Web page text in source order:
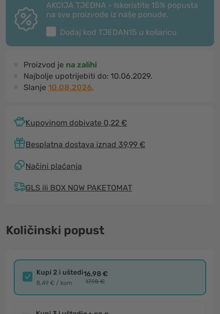
AKCIJA TJEDNA - Iskoristite 15% popusta
na sve proizvode iz naše ponude.
Dodaj kod TJEDAN15 u košaricu
Proizvod je na zalihi
Najbolje upotrijebiti do: 10.06.2029.
Slanje 10.08.2026.
Kupovinom dobivate 0,22 €
Besplatna dostava iznad 39,99 €
Načini plaćanja
GLS ili BOX NOW PAKETOMAT
Količinski popust
Kupi 2 i uštedi
8,49 € / kom
16,98 €
17,98 €